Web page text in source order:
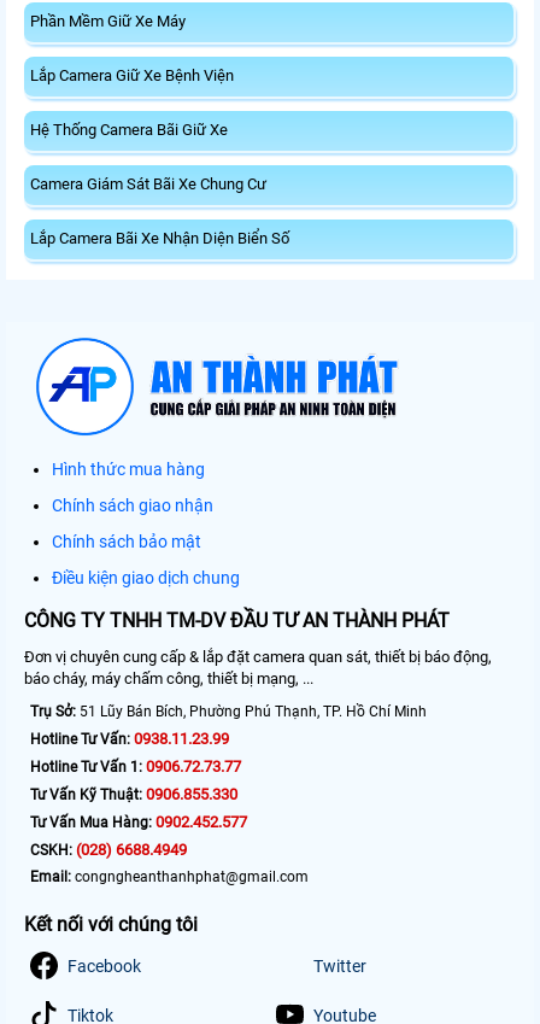
Phần Mềm Giữ Xe Máy
Lắp Camera Giữ Xe Bệnh Viện
Hệ Thống Camera Bãi Giữ Xe
Camera Giám Sát Bãi Xe Chung Cư
Lắp Camera Bãi Xe Nhận Diện Biển Số
Hình thức mua hàng
Chính sách giao nhận
Chính sách bảo mật
Điều kiện giao dịch chung
CÔNG TY TNHH TM-DV ĐẦU TƯ AN THÀNH PHÁT
Đơn vị chuyên cung cấp & lắp đặt camera quan sát, thiết bị báo động,
báo cháy, máy chấm công, thiết bị mạng, ...
Trụ Sở: 51 Lũy Bán Bích, Phường Phú Thạnh, TP. Hồ Chí Minh
Hotline Tư Vấn: 0938.11.23.99
Hotline Tư Vấn 1: 0906.72.73.77
Tư Vấn Kỹ Thuật: 0906.855.330
Tư Vấn Mua Hàng: 0902.452.577
CSKH: (028) 6688.4949
Email: congngheanthanhphat@gmail.com
Kết nối với chúng tôi
Facebook Twitter
Tiktok Youtube